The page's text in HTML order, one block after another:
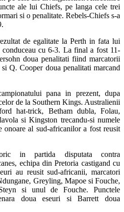
ale lui Chiefs, pe langa cele trei
si o penalitate. Rebels-Chiefs s-a
de egalitate la Perth in fata lui
conduceau cu 6-3. La final a fost 11-
doua penalitati fiind marcatorii
Q. Cooper doua penalitati marcand
pana in prezent, dupa
de la Southern Kings. Australienii
hat-trick, Betham dubla, Folau,
si Kingston trecandu-si numele
onoare al sud-africanilor a fost reusit
in partida disputata contra
echipa din Pretoria castigand cu
au reusit sud-africanii, marcatori
Greyling, Mapoe si Fouche,
si unul de Fouche. Punctele
doua eseuri si Barrett doua